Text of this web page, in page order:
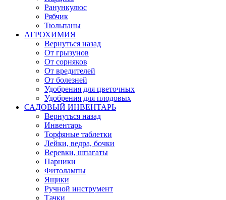
Ранункулюс
Рябчик
Тюльпаны
АГРОХИМИЯ
Вернуться назад
От грызунов
От сорняков
От вредителей
От болезней
Удобрения для цветочных
Удобрения для плодовых
САДОВЫЙ ИНВЕНТАРЬ
Вернуться назад
Инвентарь
Торфяные таблетки
Лейки, ведра, бочки
Веревки, шпагаты
Парники
Фитолампы
Ящики
Ручной инструмент
Тачки